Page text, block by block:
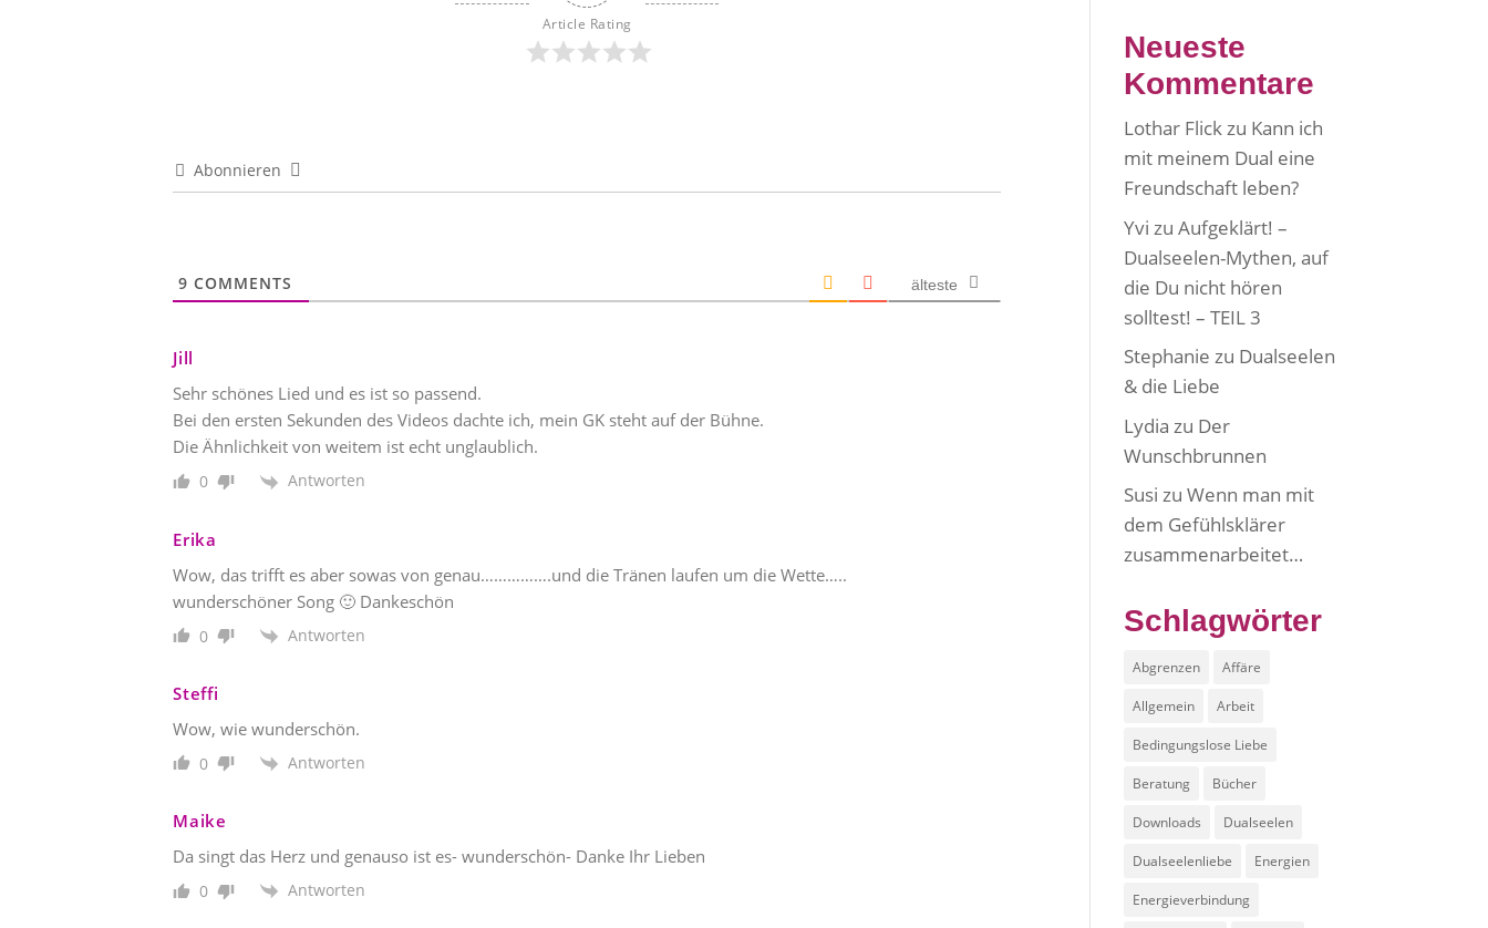
Article Rating
Abonnieren
9 COMMENTS älteste
Jill
Sehr schönes Lied und es ist so passend.
Bei den ersten Sekunden des Videos dachte ich, mein GK steht auf der Bühne.
Die Ähnlichkeit von weitem ist echt unglaublich.
0 Antworten
Erika
Wow, das trifft es aber sowas von genau…………….und die Tränen laufen um die Wette…..
wunderschöner Song 🙂 Dankeschön
0 Antworten
Steffi
Wow, wie wunderschön.
0 Antworten
Maike
Da singt das Herz und genauso ist es- wunderschön- Danke Ihr Lieben
0 Antworten
Neueste
Kommentare
Lothar Flickzu Kann ich
mit meinem Dual eine
Freundschaft leben?
Yvi zuAufgeklärt! –
Dualseelen-Mythen, auf
die Du nicht hören
solltest! – TEIL 3
Stephanie zu Dualseelen
& die Liebe
Lydia zu Der
Wunschbrunnen
Susi zuWenn man mit
dem Gefühlsklärer
zusammenarbeitet…
Schlagwörter
Abgrenzen Affäre
Allgemein Arbeit
Bedingungslose Liebe
Beratung Bücher
Downloads Dualseelen
Dualseelenliebe Energien
Energieverbindung